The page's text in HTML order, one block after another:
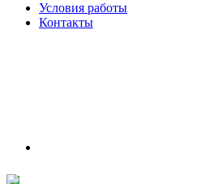
Условия работы
Контакты